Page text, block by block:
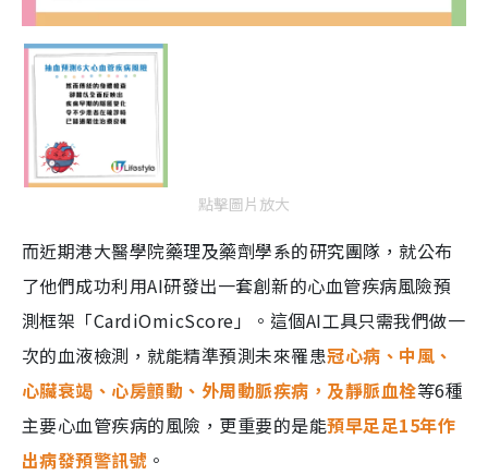
點擊圖片放大
而近期港大醫學院藥理及藥劑學系的研究團隊，就公布
了他們成功利用AI研發出一套創新的心血管疾病風險預
測框架「CardiOmicScore」。這個AI工具只需我們做一
次的血液檢測，就能精準預測未來罹患冠心病、中風、
心臟衰竭、心房顫動、外周動脈疾病，及靜脈血栓等6種
主要心血管疾病的風險，更重要的是能預早足足15年作
出病發預警訊號 。